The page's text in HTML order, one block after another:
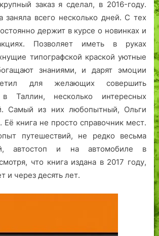
заказ я сделал, в 2016-году.
заняла всего несколько дней. С тех
держит в курсе о новинках и
Позволяет иметь в руках
типографской краской уютные
знаниями, и дарят эмоции
для желающих совершить
в Таллин, несколько интересных
Самый из них любопытный, Ольги
Её книга не просто справочник мест.
путешествий, не редко весьма
автостоп и на автомобиле в
что книга издана в 2017 году,
и через десять лет.